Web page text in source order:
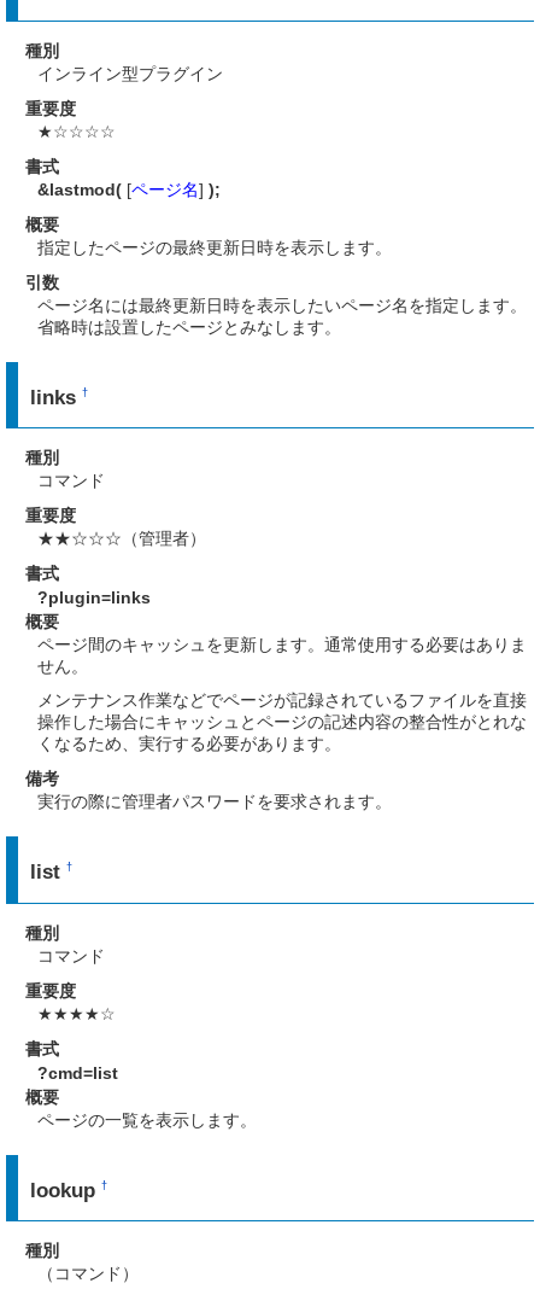
種別
インライン型プラグイン
重要度
★☆☆☆☆
書式
&lastmod( [ページ名] );
概要
指定したページの最終更新日時を表示します。
引数
ページ名には最終更新日時を表示したいページ名を指定します。
省略時は設置したページとみなします。
links†
種別
コマンド
重要度
★★☆☆☆（管理者）
書式
?plugin=links
概要
ページ間のキャッシュを更新します。通常使用する必要はありま
せん。
メンテナンス作業などでページが記録されているファイルを直接
操作した場合にキャッシュとページの記述内容の整合性がとれな
くなるため、実行する必要があります。
備考
実行の際に管理者パスワードを要求されます。
list†
種別
コマンド
重要度
★★★★☆
書式
?cmd=list
概要
ページの一覧を表示します。
lookup†
種別
（コマンド）